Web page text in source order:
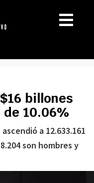
billones
10.06%
a 12.633.161
son hombres y